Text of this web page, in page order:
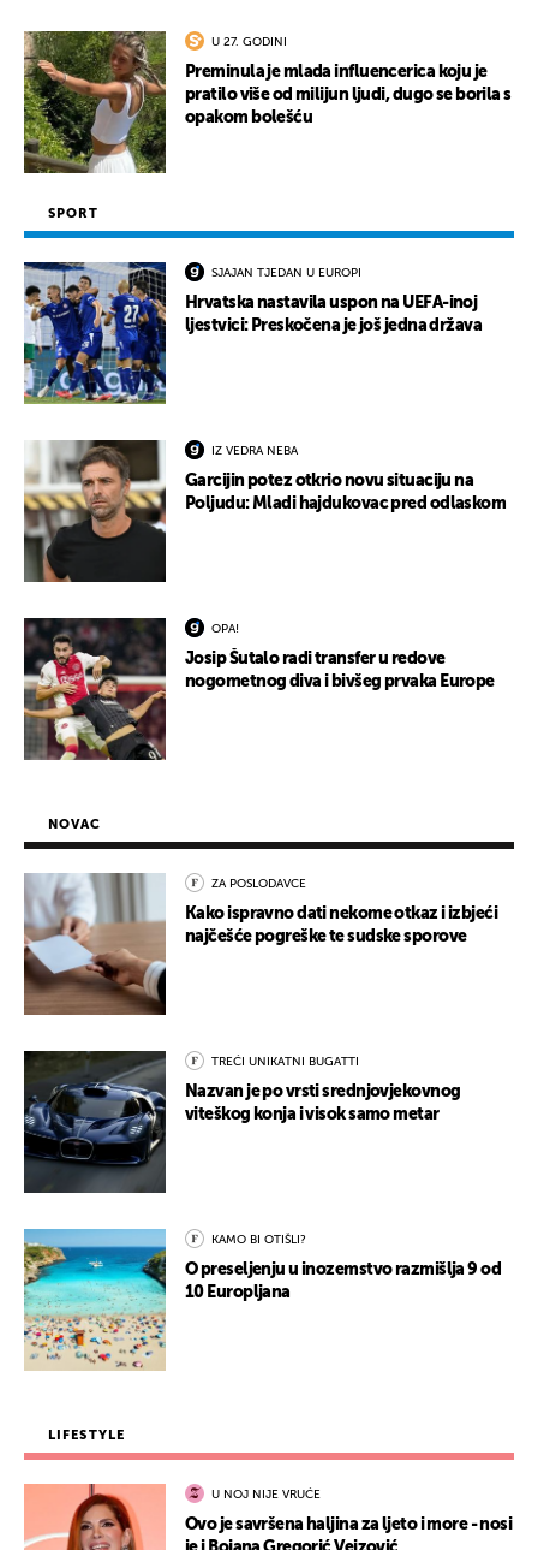
U 27. GODINI
Preminula je mlada influencerica koju je
pratilo više od milijun ljudi, dugo se borila s
opakom bolešću
SPORT
SJAJAN TJEDAN U EUROPI
Hrvatska nastavila uspon na UEFA-inoj
ljestvici: Preskočena je još jedna država
IZ VEDRA NEBA
Garcijin potez otkrio novu situaciju na
Poljudu: Mladi hajdukovac pred odlaskom
OPA!
Josip Šutalo radi transfer u redove
nogometnog diva i bivšeg prvaka Europe
NOVAC
ZA POSLODAVCE
Kako ispravno dati nekome otkaz i izbjeći
najčešće pogreške te sudske sporove
TREĆI UNIKATNI BUGATTI
Nazvan je po vrsti srednjovjekovnog
viteškog konja i visok samo metar
KAMO BI OTIŠLI?
O preseljenju u inozemstvo razmišlja 9 od
10 Europljana
LIFESTYLE
U NOJ NIJE VRUĆE
Ovo je savršena haljina za ljeto i more - nosi